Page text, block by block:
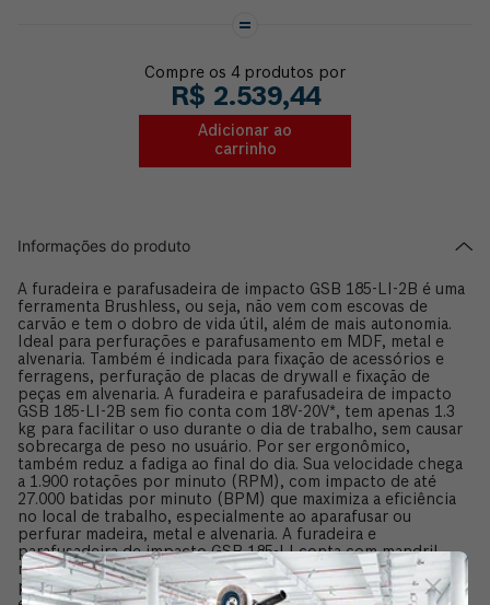
Compre os 4produtos por
R$ 2.539,44
Adicionar ao
carrinho
Informações do produto
A furadeira e parafusadeira de impacto GSB 185-LI-2B é uma
ferramenta Brushless, ou seja, não vem com escovas de
carvão e tem o dobro de vida útil, além de mais autonomia.
Ideal para perfurações e parafusamento em MDF, metal e
alvenaria. Também é indicada para fixação de acessórios e
ferragens, perfuração de placas de drywall e fixação de
peças em alvenaria. A furadeira e parafusadeira de impacto
GSB 185-LI-2B sem fio conta com 18V-20V*, tem apenas 1.3
kg para facilitar o uso durante o dia de trabalho, sem causar
sobrecarga de peso no usuário. Por ser ergonômico,
também reduz a fadiga ao final do dia. Sua velocidade chega
a 1.900 rotações por minuto (RPM), com impacto de até
27.000 batidas por minuto (BPM) que maximiza a eficiência
no local de trabalho, especialmente ao aparafusar ou
perfurar madeira, metal e alvenaria. A furadeira e
parafusadeira de impacto GSB 185-LI conta com mandril
metálico super robusto e com diâmetro máximo de
perfuração de 35 mm em madeira, 10 mm em metal e 10 mm